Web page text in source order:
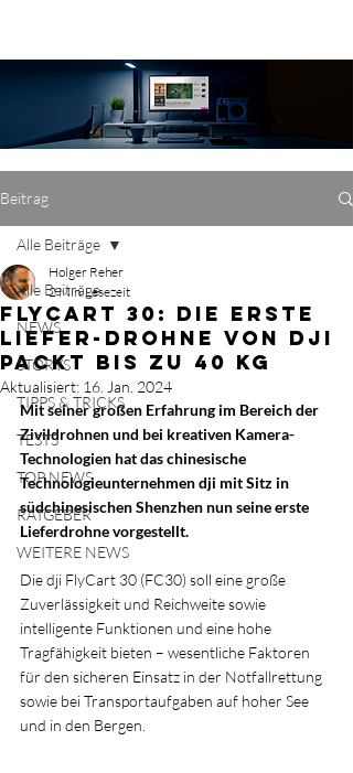
Beitrag
Alle Beiträge
NEWS
STORYS
TIPPS & TRICKS
TESTS
TOP NEWS
RATGEBER
WEITERE NEWS
Alle Beiträge
FlyCart 30: Die erste
Liefer-Drohne von dji
packt bis zu 40 kg
Holger Reher
2 Min. Lesezeit
Aktualisiert: 16. Jan. 2024
Mit seiner großen Erfahrung im Bereich der
Zivildrohnen und bei kreativen Kamera-
Technologien hat das chinesische
Technologieunternehmen dji mit Sitz in
südchinesischen Shenzhen nun seine erste
Lieferdrohne vorgestellt.
Die dji FlyCart 30 (FC30) soll eine große
Zuverlässigkeit und Reichweite sowie
intelligente Funktionen und eine hohe
Tragfähigkeit bieten – wesentliche Faktoren
für den sicheren Einsatz in der Notfallrettung
sowie bei Transportaufgaben auf hoher See
und in den Bergen.